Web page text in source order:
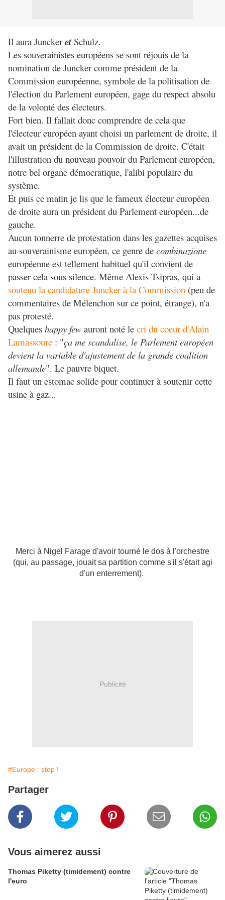
Il aura Juncker etSchulz.
Les souverainistes européens se sont réjouis de la
nomination de Juncker comme président de la
Commission européenne, symbole de la politisation de
l'élection du Parlement européen, gage du respect absolu
de la volonté des électeurs.
Fort bien. Il fallait donc comprendre de cela que
l'électeur européen ayant choisi un parlement de droite, il
avait un président de la Commission de droite. C'était
l'illustration du nouveau pouvoir du Parlement européen,
notre bel organe démocratique, l'alibi populaire du
système.
Et puis ce matin je lis que le fameux électeur européen
de droite aura un président du Parlement européen...de
gauche.
Aucun tonnerre de protestation dans les gazettes acquises
au souverainisme européen, ce genre de combinazione
européenne est tellement habituel qu'il convient de
passer cela sous silence. Même Alexis Tsipras, qui a
soutenu la candidature Juncker à la Commission (peu de
commentaires de Mélenchon sur ce point, étrange), n'a
pas protesté.
Quelques happy few auront noté le cri du coeur d'Alain
Lamassoure : "ça me scandalise, le Parlement européen
devient la variable d'ajustement de la grande coalition
allemande". Le pauvre biquet.
Il faut un estomac solide pour continuer à soutenir cette
usine à gaz...
Merci à Nigel Farage d'avoir tourné le dos à l'orchestre
(qui, au passage, jouait sa partition comme s'il s'était agi
d'un enterrement).
Publicité
#Europe : stop !
Partager
Vous aimerez aussi
Thomas Piketty (timidement) contre
l'euro